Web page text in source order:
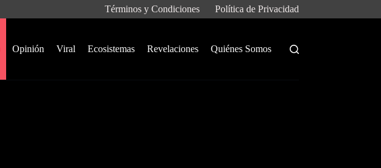
Términos y Condiciones Política de Privacidad
Opinión Viral Ecosistemas Revelaciones Quiénes Somos